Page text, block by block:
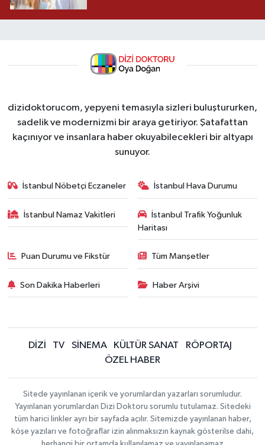
dizidoktorucom, yepyeni temasıyla sizleri buluştururken,
sadelik ve modernizmi bir araya getiriyor. Şatafattan
kaçınıyor ve insanlara haber okuyabilecekleri bir altyapı
sunuyor.
İstanbul Nöbetçi Eczaneler İstanbul Hava Durumu
İstanbul Namaz Vakitleri
İstanbul Trafik Yoğunluk
Haritası
Puan Durumu ve Fikstür Tüm Manşetler
Son Dakika Haberleri Haber Arşivi
DİZİ TV SİNEMA KÜLTÜR SANAT
RÖPORTAJ
ÖZEL HABER
Sitede yayınlanan içerik ve yorumlardan yazarları sorumludur.
Yayınlanan yorumlardan Dizi Doktoru sorumlu tutulamaz. Sitedeki
tüm harici linkler ayrı bir sayfada açılır. Sitemizde yayınlanan haber,
köşe yazıları ve fotoğraflar izin alınmaksızın kaynak gösterilse dahi,